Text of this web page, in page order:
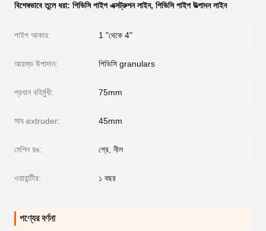
বিশেষভাবে তুলে ধরা: পিভিসি পাইপ এক্সট্রুশন লাইন, পিভিসি পাইপ উত্পাদন লাইন
পাইপ আকার: 1 "থেকে 4"
আরম্ভ উপাদান: পিভিসি granulars
প্রধান বহির্মুখী: 75mm
সাব extruder: 45mm
মেশিন রঙ: গ্রে, নীল
ওয়ারান্টীর: ১ বছর
পণ্যের বর্ণনা